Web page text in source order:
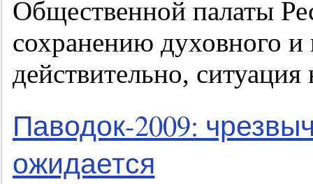
Общественной палаты
сохранению духовного и
действительно, ситуация
Паводок-2009:
ожидается